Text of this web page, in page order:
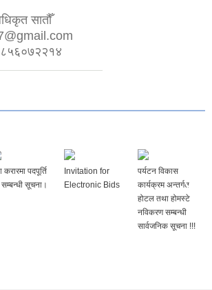
सातौँ
करारमा पदपूर्ति
सम्बन्धी सूचना।
Invitation for
Electronic Bids
पर्यटन विकास
कार्यक्रम अन्तर्गत
होटल तथा होमस्टे
नविकरण सम्बन्धी
सार्वजनिक सूचना !!!